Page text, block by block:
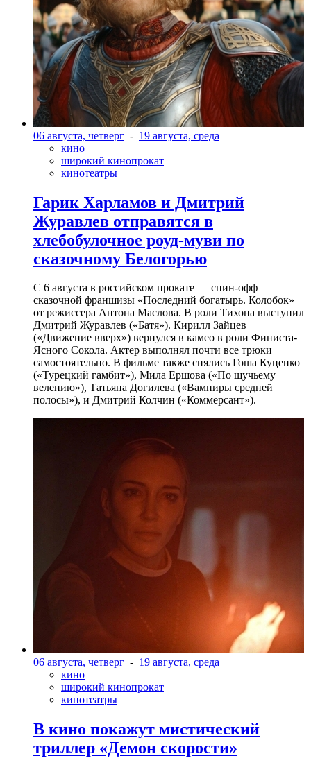
06 августа, четверг - 19 августа, среда
кино
широкий кинопрокат
кинотеатры
Гарик Харламов и Дмитрий
Журавлев отправятся в
хлебобулочное роуд-муви по
сказочному Белогорью
С 6 августа в российском прокате — спин-офф
сказочной франшизы «Последний богатырь. Колобок»
от режиссера Антона Маслова. В роли Тихона выступил
Дмитрий Журавлев («Батя»). Кирилл Зайцев
(«Движение вверх») вернулся в камео в роли Финиста-
Ясного Сокола. Актер выполнял почти все трюки
самостоятельно. В фильме также снялись Гоша Куценко
(«Турецкий гамбит»), Мила Ершова («По щучьему
велению»), Татьяна Догилева («Вампиры средней
полосы»), и Дмитрий Колчин («Коммерсант»).
06 августа, четверг - 19 августа, среда
кино
широкий кинопрокат
кинотеатры
В кино покажут мистический
триллер «Демон скорости»